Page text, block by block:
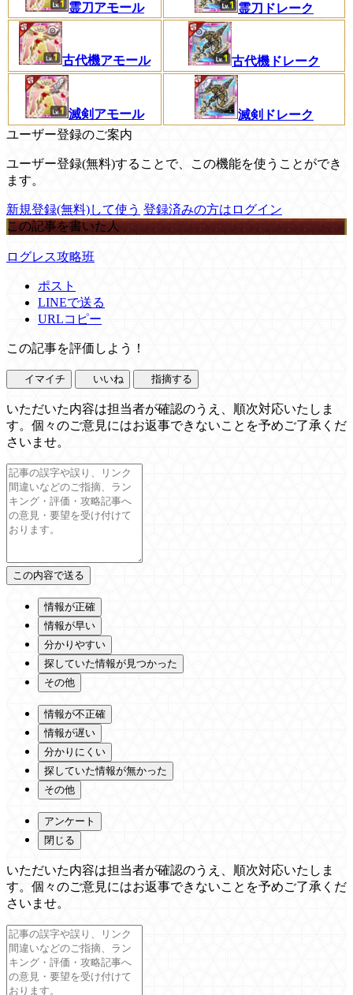
霊刀アモール 霊刀ドレーク
古代機アモール 古代機ドレーク
滅剣アモール
滅剣ドレーク
ユーザー登録のご案内
ユーザー登録(無料)することで、この機能を使うことができ
ます。
新規登録(無料)して使う 登録済みの方はログイン
この記事を書いた人
ログレス攻略班
ポスト
LINEで送る
URLコピー
この記事を評価しよう！
イマイチ いいね 指摘する
いただいた内容は担当者が確認のうえ、順次対応いたしま
す。個々のご意見にはお返事できないことを予めご了承くだ
さいませ。
情報が正確
情報が早い
分かりやすい
探していた情報が見つかった
その他
情報が不正確
情報が遅い
分かりにくい
探していた情報が無かった
その他
アンケート
閉じる
いただいた内容は担当者が確認のうえ、順次対応いたしま
す。個々のご意見にはお返事できないことを予めご了承くだ
さいませ。